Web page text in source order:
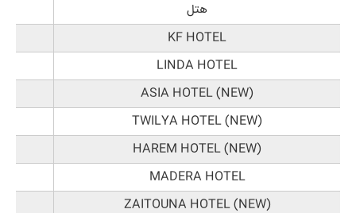
هتل
KF HOTEL
LINDA HOTEL
ASIA HOTEL (NEW)
TWILYA HOTEL (NEW)
HAREM HOTEL (NEW)
MADERA HOTEL
ZAITOUNA HOTEL (NEW)